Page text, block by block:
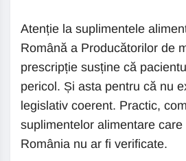
Atenție la suplimentele
Română a Producătorilor de
prescripție susține că
pericol. Și asta pentru că nu
legislativ coerent. Practic,
suplimentelor alimentare
România nu ar fi verificate.